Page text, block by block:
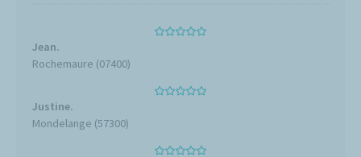
Jean.
Rochemaure (07400)
Justine.
Mondelange (57300)